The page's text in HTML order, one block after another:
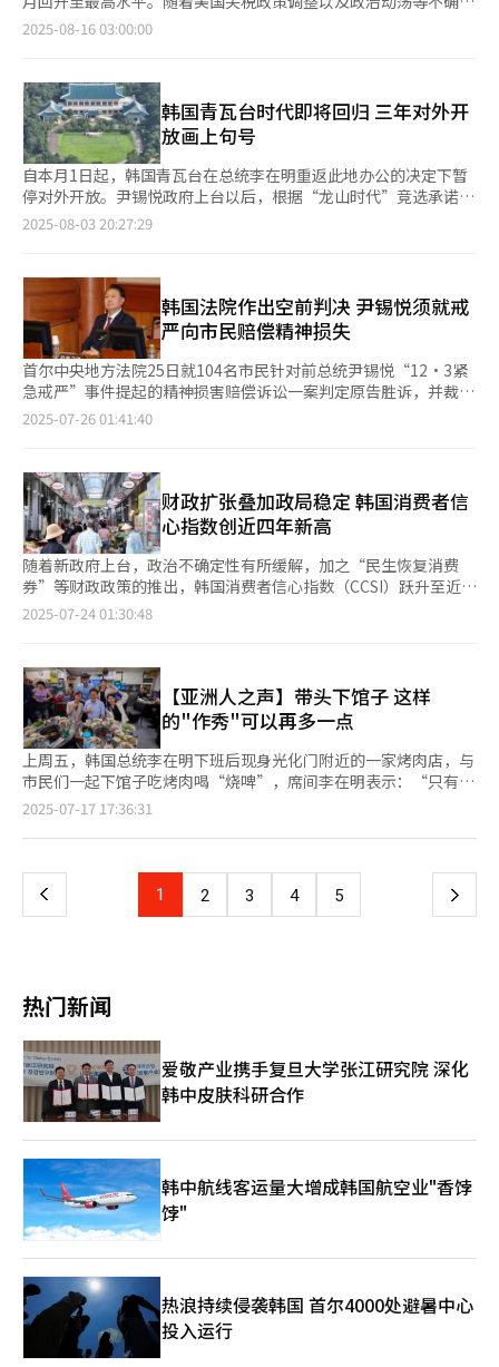
相关基础设施合作，以及如何应对韩国急剧增长的AI需求。双方将
在韩国成立“亚太AI枢纽”，打造覆盖韩国及亚太地区需求的AI数
大规模投资做准备，总统室虽未透露具体投资规模，但预计未来将
有数十万亿韩元规模的试点投资项目落地。双方将尽快组建工作小
组，讨论具体执行计划后对外公布实际投资规模。 全球基础设施
合作伙伴（GIP）董事长阿德巴约·奥贡莱西、前世界银行行长金
墉、共同民主党议员车智浩等会谈时在座。
性因素逐渐消退，消费与就业实现同步增长，内需回暖势头持续显
受去年12·3紧急戒严事件影响，新闻信心指数曾暴跌至两年多来
的最低值，但在韩国提前总统大选前一个月（即5月）起，该指数
开始回升。由于韩美关税谈判期限临近，本月1日新闻信心指数跌
至102.47，不过谈判达成协议后，仅时隔一周便回升10个百分
点。新闻信心指数是一种基于媒体报道先行反映经济信心的指标，
与国内生产总值（GDP）等实体经济指标存在相关性，常用于判断
经济景气。 经济信心复苏态势正带动实际内需的改善。据韩国统
计厅发布的指标快报Nowcast，测算出本月1日当周信用卡使用金
聘市场也逐渐回暖。本月2日当周线上招聘人数同比增长31.4%。
尽管今年2月线上招聘人数同比骤减86.9%，创历史最低水平，但
自4月起政治不确定性缓解以及上半年招聘季的到来，招聘人数呈
增长态势。 近期消费与招聘的增长对经济评估带来积极影响。韩
国企划财政部于14日发布的《最近经济动向》（绿皮书）中删除了
持续出现21个月“经济下行压力”的表述。财政部表示：“虽然仍
面临建设投资复苏延迟、部分行业就业困难以及美国关税措施导致
出口放缓等诸多挑战，但在新政府政策推动下，消费持续回暖，经
表示：“年初消费信心严重萎缩，内需持续低迷，但随政治不确定
性缓解，经济信心逐渐恢复。此外，新政府上台后，通过追加预算
以及发放消费券等政策改善实际消费。删除‘下行压力’表述的原
因是预测出消费增长等上行因素与出口放缓等下行因素将形成平
衡。”
2025-08-16 03:00:00
韩国青瓦台时代即将回归 三年对外开
放画上句号
自本月1日起，韩国青瓦台在总统李在明重返此地办公的决定下暂
停对外开放。尹锡悦政府上台以后，根据“龙山时代”竞选承诺全
面对外开放“权力中心”青瓦台，在三年两个月（1179天）的时
台正门。这一具有历史意义的空间，曾经是高丽时代南京离宫、朝
鲜时代景福宫后苑、日本殖民时期总督官邸，后来成为韩国总统的
办公场所，神秘面纱自此揭开。 开放首日，青瓦台举办宫廷文化
庆典演出、绿地园漫步、院内摄影等丰富多彩的活动，访客达2.6
万余人次。短短半个月后，青瓦台官邸和本馆内部也向公众开放。
总统的卧室、客厅、会客室等，想象中的空间在现实中展现在人们
面前，青瓦台本馆内部的忠武室、仁王室、木槿花室、世宗室以及
总统办公室等主要空间也一览无余。 曾经的“禁地”青瓦台迎来
月开放一周年之际达到342万人次，去年2月突破500万人次，今年
3月超过700万人次。截至今年3月，外籍游客到访累计也达到80万
人次。 联合国军参战老兵、世界童军大露营活动参与青年等也前
来参观，李承晚、朴正熙、卢泰愚、金泳三、金大中等历届总统的
家属也纷纷到访。青瓦台开放初期关于如何利用这一空间存在诸多
不同意见，但文化体育观光部最终决定把此处打造成融合文化和艺
术、自然、历史的综合文化空间，并在各馆举办演出与展览活动。
2023年6月，以历任总统相关物品为主题的企划展览《我们总统的
儿子分别担任讲解，与访客分享他们与父亲在青瓦台的回忆。此
外，青瓦台还举办记录首脑外交的特别展览、残疾人文化艺术节，
以及古典音乐、国乐和K-POP等多种文化活动。 当然，期间也难
免出现一些争议。开放三个月后的2022年8月，一段宣传视频中出
现特定家具品牌的沙发，引发“青瓦台商业化”争议。文化体育观
光部随后立即加强拍摄规定，但关于如何维护历史空间价值的讨论
还在继续。 随着青瓦台区域内发现高丽和朝鲜时代的文物碎片，
有专家提出应该进行文化遗产精密调查。部分意见指出，总统府依
财团”才最终成立。 在去年12·3紧急戒严事件之前，青瓦台的访
客数量一直保持在稳定水平。今年6月李在明就任总统前后，访客
迅速从月均十万人次水平激增至4月的26.1万余人次和5月的42.7万
自全罗光州的访客表示：“我带两个孩子一起来的，想到这是参观
青瓦台最后的机会，就感觉即使天气炎热也要来。”韩国政府计划
在今年内完成总统府搬迁所需的安全检查和设施整修。对于是否会
重新开放部分区域供公众参观，政府尚在讨论之中。
2025-08-03 20:27:29
韩国法院作出空前判决 尹锡悦须就戒
严向市民赔偿精神损失
首尔中央地方法院25日就104名市民针对前总统尹锡悦“12·3紧
急戒严”事件提起的精神损害赔偿诉讼一案判定原告胜诉，并裁定
尹锡悦需向每位原告赔偿10万韩元（约合人民币520元）。这是韩
告所遭受的精神损害，综合考量相关情况，每人10万韩元的请求金
额处于合理范围。”法院进一步指出，尹锡悦的责任在于主导违宪
违法的紧急戒严，并通过一系列举措导致国会瘫痪，违背总统应该
保障国民生命、自由和尊严的职责。 法官强调：“根据经验法则
可知，紧急戒严令作为大韩民国国民的原告们经历恐惧、不安、挫
败和羞辱等精神上的痛苦与损害。”法院全面认可原告提出的尹锡
悦需负赔偿责任的主张，以及“紧急戒严与精神损害之间具有因果
关系”的观点。 法院还认定，“12·3紧急戒严”的发布在实体和
严事件及后续措施符合《民法》第750条规定的‘故意非法行
为’构成要件。” 此次诉讼由“尹锡悦叛乱行为精神损害赔偿诉
讼准备小组”在去年12月10日提起，主张尹锡悦未能履行保障国
民生命和自由的总统职责，导致市民精神受创，因此每人请求赔偿
10万韩元。 随着法院判决支持市民一方，舆论也关注未来是否会
有更多与紧急戒严事件相关的民事诉讼陆续展开。此前，民生经济
研究所等四个市民团体就戒严事件给中小企业带来的损失，在今年
5月向尹锡悦和前国防部长官金龙显提起赔偿诉讼。 值得注意的
是，此前也有针对因“国政垄断”而遭弹劾的前总统朴槿惠提起的
总统的违法行为属实，但总统只需承担政治责任，并不对国民个人
的权利承担法律义务。
2025-07-26 01:41:40
财政扩张叠加政局稳定 韩国消费者信
心指数创近四年新高
随着新政府上台，政治不确定性有所缓解，加之“民生恢复消费
券”等财政政策的推出，韩国消费者信心指数（CCSI）跃升至近四
年来的最高水平。 韩国银行（央行）23日发布的《消费者动向调
（101.8）起已连续三个月高于基准值100。 消费者心理指数是以
2003年1月至2022年12月为基准值，指数高于100表示消费心理乐
观，低于100则表示消极。尽管去年10月该指数上升至101.8，但
在11月小幅回落后，受去年12月紧急戒严事件的影响，大幅下滑
12.5个百分点，这是新冠疫情后时隔四年的最大跌幅。 7月消费者
动向指数（CSI）环比上升12个百分点，达86。这是2020年11月
（14p）后的最大增幅。分析认为，这是这主要得益于第二轮追加
预算的实质性落地，以及消费者对新政府经济政策的持续看好。不
过，由于美国自8月1日起将对主要贸易伙伴实施对等关税，消费者
（音）表示，内需回暖以及出口表现良好推动了本月消费者信心指
数的小幅上涨，但美国关税政策仍存在诸多不确定性。 受加工食
点。李惠英还表示，加工食品和石油类产品价格的持续上涨推高了
2025-07-24 01:30:48
【亚洲人之声】带头下馆子 这样
的"作秀"可以再多一点
上周五，韩国总统李在明下班后现身光化门附近的一家烤肉店，与
市民们一起下馆子吃烤肉喝“烧啤”，席间李在明表示：“只有胡
同市井繁荣，经济才能繁荣。” 韩国在经历了政治动荡后社会秩
急戒严”对经济造成的后遗症持续显现，物价“坐火箭”导致消费
商户，经营状况更是举步维艰。 国税厅日前发布的最新统计数据
显示，去年韩国申报停业的企业主首次突破百万人大关，其中零售
开始发放的消费券可以成为振兴内需、为地方经济注入活力的契
机，能够让民众在餐饮等日常消费中稍微减轻负担，同时也恳请各
位多多支持个体商户，在外下馆子就是巨大的鼓励。” 无独有
偶，重庆市荣昌区委书记高洪波日前自掏腰包带头下馆子的视频也
在网络上走红，他的个人社交账号晒出了点菜单，两桌餐费共
1100元，由他个人支付。他表示，此举是为了拉动消费。近来中
国各地大力开展整治违规吃喝，但在具体政策落实中出现了一些走
形变样，违背了整治初衷，造成了严重的“寒蝉效应”，反而打击
了民生经济。 餐饮消费作为高频刚需，“烟火气”对经济复苏以
及消费者信心至关重要，两位领导选择在此时带头走进市井小店，
正是以“舌尖上的信心”传递经济复苏信号，把抽象的“刺激内
需”转化为具象化的消费行动。最有效的政策宣导，往往藏在最平
凡的日常生活场景中，在经济下行、消费降级已经成为新常态的当
相信经济会好转，日子会好起来，首先得让他们看见权力的味蕾依
然与市井同频共振。
2025-07-17 17:36:31
上
页
1 2 3 4 5 下
热门新闻
爱敬产业携手复旦大学张江研究院 深化
韩中皮肤科研合作
韩中航线客运量大增成韩国航空业"香饽
饽"
热浪持续侵袭韩国 首尔4000处避暑中心
投入运行